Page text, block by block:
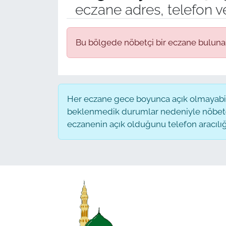
eczane adres, telefon
Bu bölgede nöbetçi bir eczane
Her eczane gece boyunca açık
beklenmedik durumlar nedeniyle
eczanenin açık olduğunu telefon